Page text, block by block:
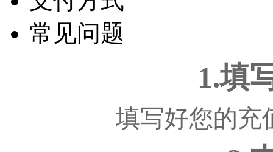
常见问题
1.填
填写好您的充